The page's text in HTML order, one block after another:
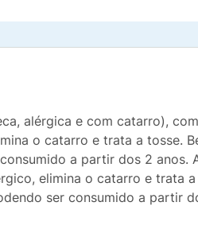
alérgica e com catarro),
o catarro e trata a tosse.
a partir dos 2 anos.
elimina o catarro e trata
ser consumido a partir